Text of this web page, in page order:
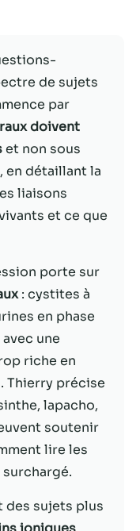
de sujets
par
doivent
et non sous
en détaillant la
liaisons
et ce que
porte sur
: cystites à
en phase
une
riche en
Thierry précise
lapacho,
soutenir
lire les
des sujets plus
cookies ne
pas
Ils
au
site Web.
que nous
la structure
site Web,
la façon
le site
est